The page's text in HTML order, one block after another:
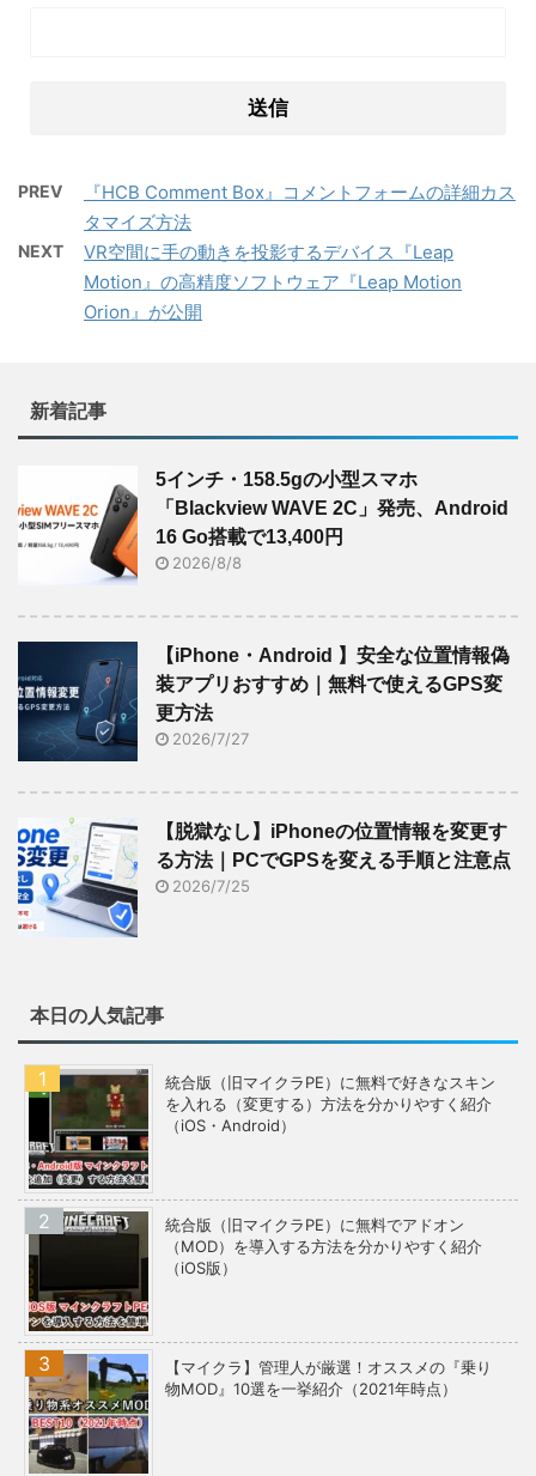
PREV
『HCB Comment Box』コメントフォームの詳細カス
タマイズ方法
NEXT
VR空間に手の動きを投影するデバイス『Leap
Motion』の高精度ソフトウェア『Leap Motion
Orion』が公開
新着記事
5インチ・158.5gの小型スマホ
「Blackview WAVE 2C」発売、Android
16 Go搭載で13,400円
2026/8/8
【iPhone・Android 】安全な位置情報偽
装アプリおすすめ｜無料で使えるGPS変
更方法
2026/7/27
【脱獄なし】iPhoneの位置情報を変更す
る方法｜PCでGPSを変える手順と注意点
2026/7/25
本日の人気記事
統合版（旧マイクラPE）に無料で好きなスキン
を入れる（変更する）方法を分かりやすく紹介
（iOS・Android）
統合版（旧マイクラPE）に無料でアドオン
（MOD）を導入する方法を分かりやすく紹介
（iOS版）
【マイクラ】管理人が厳選！オススメの『乗り
物MOD』10選を一挙紹介（2021年時点）